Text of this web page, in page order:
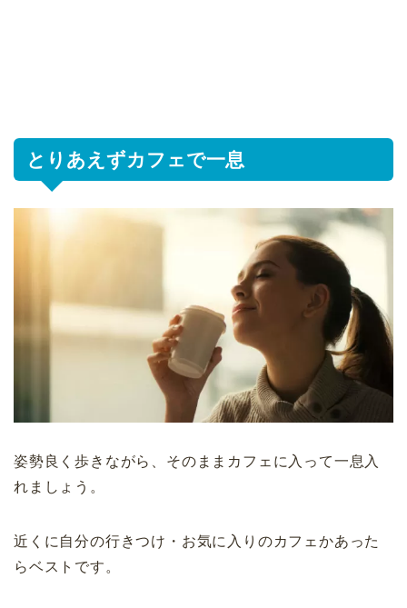
とりあえずカフェで一息
姿勢良く歩きながら、そのままカフェに入って一息入
れましょう。
近くに自分の行きつけ・お気に入りのカフェかあった
らベストです。